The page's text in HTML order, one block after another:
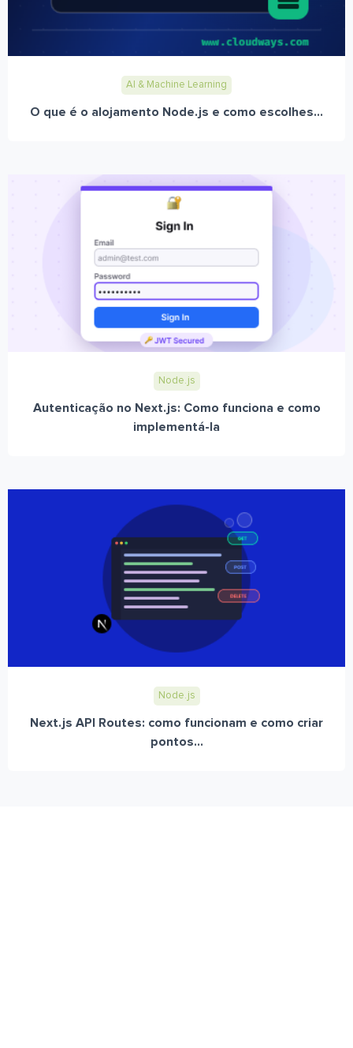
AI & Machine Learning
O que é o alojamento Node.js e como escolhes...
Node.js
Autenticação no Next.js: Como funciona e como
implementá-la
Node.js
Next.js API Routes: como funcionam e como criar
pontos...